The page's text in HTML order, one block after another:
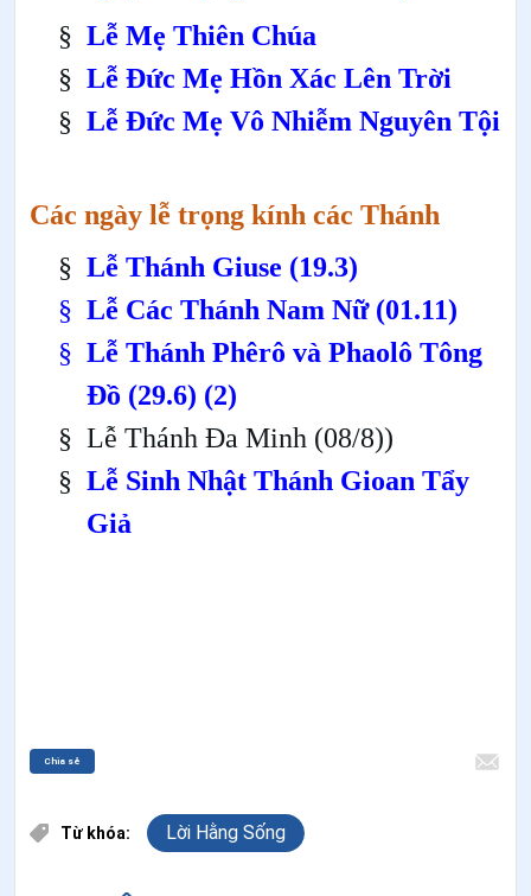
§ Lễ Mẹ Thiên Chúa
§ Lễ Đức Mẹ Hồn Xác Lên Trời
§ Lễ Đức Mẹ Vô Nhiễm Nguyên Tội
Các ngày lễ trọng kính các Thánh
§ Lễ Thánh Giuse (19.3)
§ Lễ Các Thánh Nam Nữ (01.11)
§ Lễ Thánh Phêrô và Phaolô Tông
Đồ (29.6) (2)
§ Lễ Thánh Đa Minh (08/8))
§ Lễ Sinh Nhật Thánh Gioan Tẩy
Giả
Chia sẻ
Từ khóa: Lời Hằng Sống